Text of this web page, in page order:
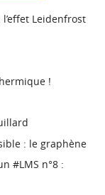
Leidenfrost
!
: le graphène
#LMS n°8 :